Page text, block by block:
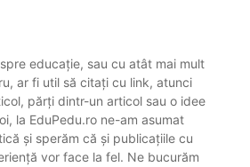
educație, sau cu atât mai mult
ar fi util să citați cu link, atunci
părți dintr-un articol sau o idee
la EduPedu.ro ne-am asumat
și sperăm că și publicațiile cu
vor face la fel. Ne bucurăm